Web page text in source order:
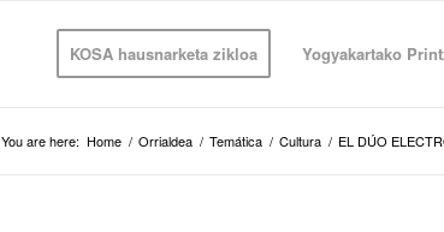
KOSA hausnarketa zikloa Yogyakartako
You are here: Home / Orrialdea / Temática / Cultura / EL DÚO